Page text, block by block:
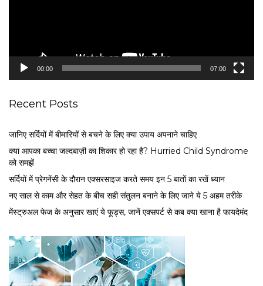
00:00 07:00
Recent Posts
जानिए सर्दियों में बीमारियों से बचने के लिए क्या उपाय अपनाने चाहिए
क्या आपका बच्चा जल्दबाज़ी का शिकार हो रहा है? Hurried Child Syndrome
को समझें
सर्द‍ियों में प्रेगनेंसी के दौरान एक्सरसाइज करते समय इन 5 बातों का रखें ध्यान
नए साल से काम और सेहत के बीच सही संतुलन बनाने के लिए जाने ये 5 अहम तरीके
मेंस्ट्रुअल फेज के अनुसार खाएं ये फूड्स, जानें एक्सपर्ट से कब क्या खाना है फायदेमंद